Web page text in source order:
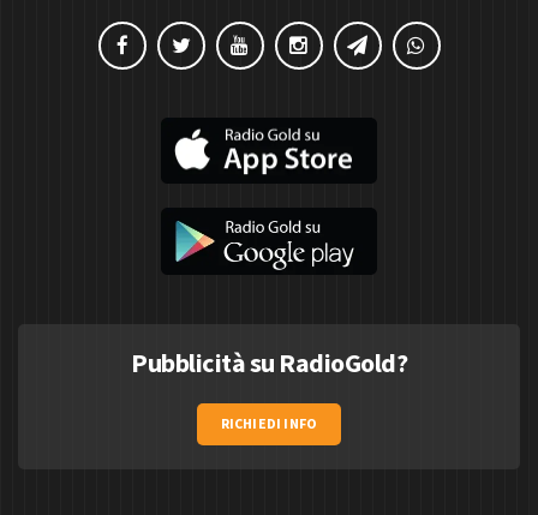
Pubblicità su RadioGold?
RICHIEDI INFO